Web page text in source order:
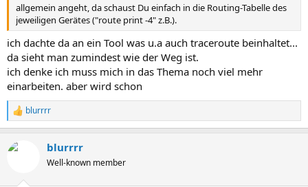
allgemein angeht, da schaust Du einfach in die Routing-Tabelle des
jeweiligen Gerätes ("route print -4" z.B.).
ich dachte da an ein Tool was u.a auch traceroute beinhaltet...
da sieht man zumindest wie der Weg ist.
ich denke ich muss mich in das Thema noch viel mehr
einarbeiten. aber wird schon
R
e
k
blurrrr
blurrrr
Well-known member